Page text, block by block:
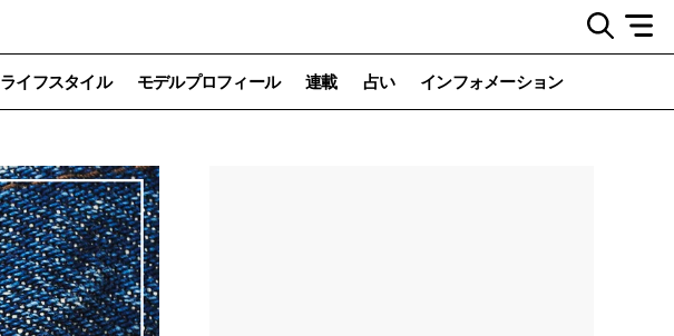
ライフスタイル モデルプロフィール 連載 占い インフォメーション